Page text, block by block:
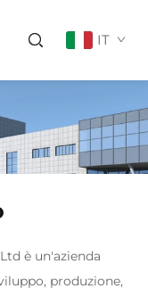
IT
è un'azienda
produzione,